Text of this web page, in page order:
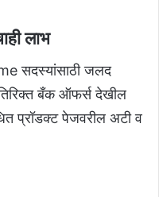
लाभ
सदस्यांसाठी जलद
बँक ऑफर्स देखील
प्रॉडक्ट पेजवरील अटी व